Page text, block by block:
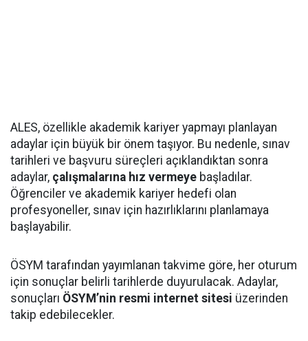
ALES, özellikle akademik kariyer yapmayı planlayan
adaylar için büyük bir önem taşıyor. Bu nedenle, sınav
tarihleri ve başvuru süreçleri açıklandıktan sonra
adaylar, çalışmalarına hız vermeye başladılar.
Öğrenciler ve akademik kariyer hedefi olan
profesyoneller, sınav için hazırlıklarını planlamaya
başlayabilir.
ÖSYM tarafından yayımlanan takvime göre, her oturum
için sonuçlar belirli tarihlerde duyurulacak. Adaylar,
sonuçları ÖSYM’nin resmi internet sitesi üzerinden
takip edebilecekler.